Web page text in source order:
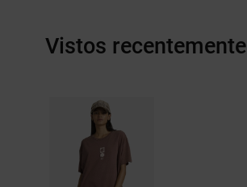
Vistos recentemente